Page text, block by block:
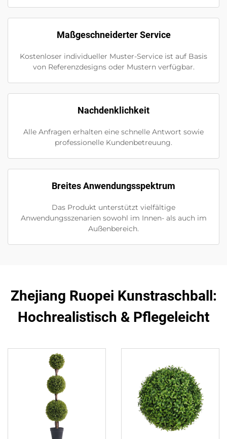
Maßgeschneiderter Service
Kostenloser individueller Muster-Service ist auf Basis
von Referenzdesigns oder Mustern verfügbar.
Nachdenklichkeit
Alle Anfragen erhalten eine schnelle Antwort sowie
professionelle Kundenbetreuung.
Breites Anwendungsspektrum
Das Produkt unterstützt vielfältige
Anwendungsszenarien sowohl im Innen- als auch im
Außenbereich.
Zhejiang Ruopei Kunstraschball:
Hochrealistisch & Pflegeleicht